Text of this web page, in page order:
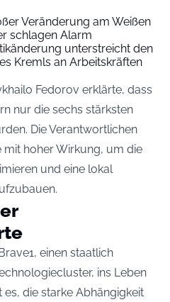
Veränderung am Weißen
schlagen Alarm
unterstreicht den
Kremls an Arbeitskräften
Fedorov erklärte, dass
nur die sechs stärksten
Die Verantwortlichen
hoher Wirkung, um die
und eine lokal
einen staatlich
ins Leben
die starke Abhängigkeit